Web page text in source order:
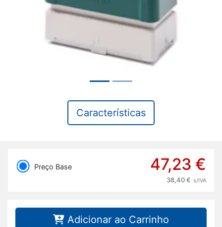
Características
Preço Base 47,23 €
38,40 € s/IVA
Adicionar ao Carrinho